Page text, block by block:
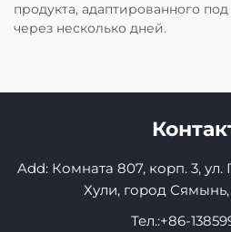
продукта, адаптированного
через несколько дней.
Add: Комната 807, корп. 3, ул.
Хули, город Сямынь,
Тел.:+86-